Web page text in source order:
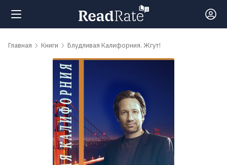
Поиск
Главная Книги Блудливая Калифорния. Жгут!